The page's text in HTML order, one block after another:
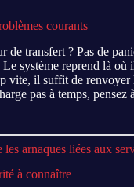
courants
de transfert ? Pas de
système reprend là où
vite, il suffit de renvoyer
pas à temps,
arnaques liées aux
à connaître